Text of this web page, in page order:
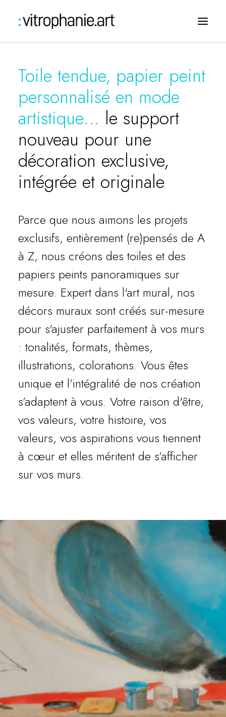
Challengez-nous
Toile tendue, papier peint
personnalisé en mode
artistique… le support
nouveau pour une
décoration exclusive,
intégrée et originale
Parce que nous aimons les projets
exclusifs, entièrement (re)pensés de A
à Z, nous créons des toiles et des
papiers peints panoramiques sur
mesure. Expert dans l'art mural, nos
décors muraux sont créés sur-mesure
pour s'ajuster parfaitement à vos murs
: tonalités, formats, thèmes,
illustrations, colorations. Vous êtes
unique et l’intégralité de nos création
s’adaptent à vous. Votre raison d'être,
vos valeurs, votre histoire, vos
valeurs, vos aspirations vous tiennent
à cœur et elles méritent de s’afficher
sur vos murs.